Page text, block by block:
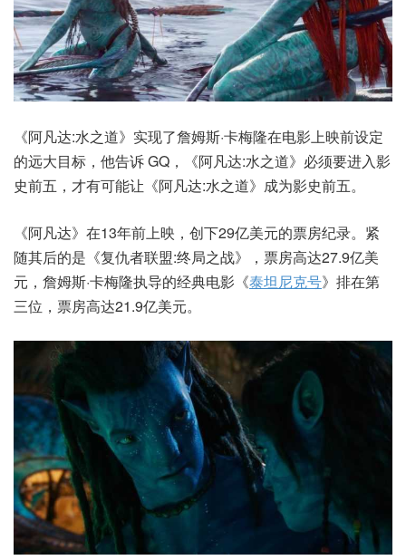
《阿凡达:水之道》实现了詹姆斯·卡梅隆在电影上映前设定
的远大目标，他告诉 GQ，《阿凡达:水之道》必须要进入影
史前五，才有可能让《阿凡达:水之道》成为影史前五。
《阿凡达》在13年前上映，创下29亿美元的票房纪录。紧
随其后的是《复仇者联盟:终局之战》，票房高达27.9亿美
元，詹姆斯·卡梅隆执导的经典电影《泰坦尼克号》排在第
三位，票房高达21.9亿美元。